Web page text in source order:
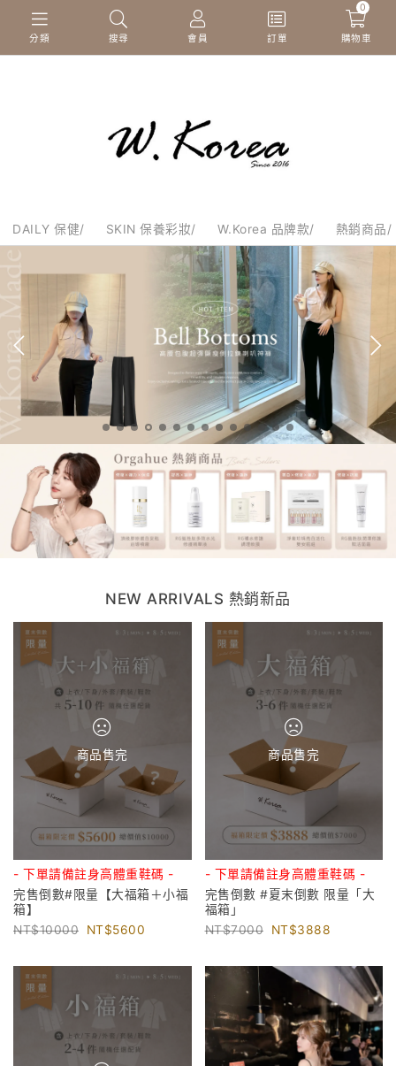
分類 搜尋 會員 訂單
0
購物車
DAILY 保健/ SKIN 保養彩妝/ W.Korea 品牌款/ 熱銷商品/
NEW ARRIVALS 熱銷新品
商品售完
- 下單請備註身高體重鞋碼 -
完售倒數#限量【大福箱＋小福
箱】
10000
5600
商品售完
- 下單請備註身高體重鞋碼 -
完售倒數 #夏末倒數 限量「大
福箱」
7000
3888